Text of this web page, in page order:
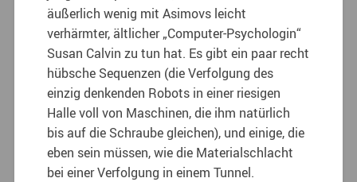
äußerlich wenig mit Asimovs leicht
verhärmter, ältlicher „Computer-Psychologin“
Susan Calvin zu tun hat. Es gibt ein paar recht
hübsche Sequenzen (die Verfolgung des
einzig denkenden Robots in einer riesigen
Halle voll von Maschinen, die ihm natürlich
bis auf die Schraube gleichen), und einige, die
eben sein müssen, wie die Materialschlacht
bei einer Verfolgung in einem Tunnel.